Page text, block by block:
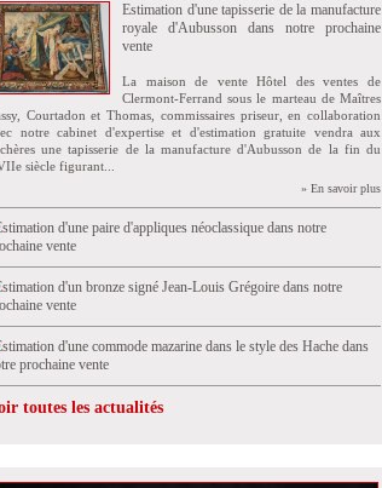
Estimation d'une tapisserie de la manufacture
royale d'Aubusson dans notre prochaine
vente
La maison de vente Hôtel des ventes de
Clermont-Ferrand sous le marteau de Maîtres
Courtadon et Thomas, commissaires priseur, en collaboration
notre cabinet d'expertise et d'estimation gratuite vendra aux
une tapisserie de la manufacture d'Aubusson de la fin du
siècle figurant...
» En savoir plus
d'une paire d'appliques néoclassique dans notre
vente
d'un bronze signé Jean-Louis Grégoire dans notre
vente
d'une commode mazarine dans le style des Hache dans
prochaine vente
toutes les actualités